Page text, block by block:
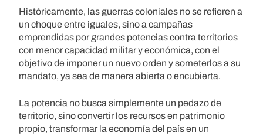
Históricamente, las guerras coloniales no se refieren a
un choque entre iguales, sino a campañas
emprendidas por grandes potencias contra territorios
con menor capacidad militar y económica, con el
objetivo de imponer un nuevo orden y someterlos a su
mandato, ya sea de manera abierta o encubierta.
La potencia no busca simplemente un pedazo de
territorio, sino convertir los recursos en patrimonio
propio, transformar la economía del país en un